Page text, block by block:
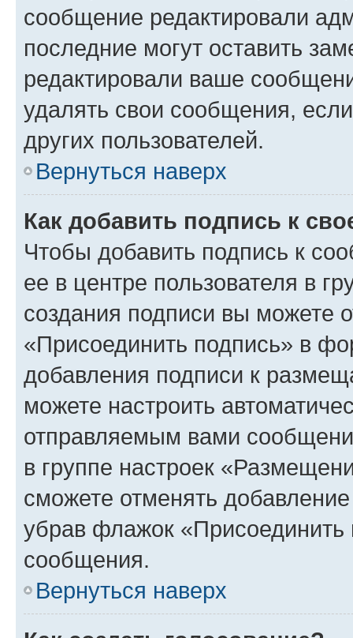
сообщение редактировали
последние могут оставить
редактировали ваше
удалять свои сообщения,
других пользователей.
Вернуться наверх
Как добавить подпись к
Чтобы добавить подпись к
ее в центре пользователя в
создания подписи вы можете
«Присоединить подпись» в
добавления подписи к
можете настроить
отправляемым вами
в группе настроек
сможете отменять
убрав флажок
сообщения.
Вернуться наверх